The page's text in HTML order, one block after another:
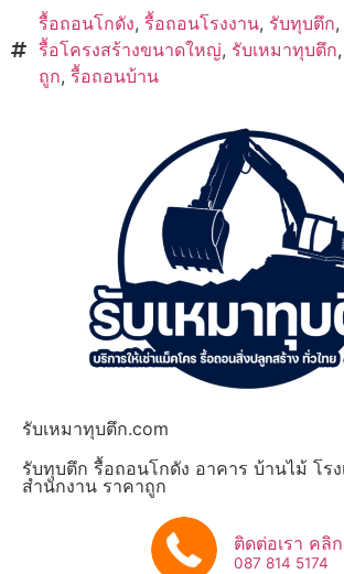
รื้อถอนโกดัง, รื้อถอนโรงงาน, รับทุบตึก,
รื้อโครงสร้างขนาดใหญ่, รับเหมาทุบตึก,
ถูก, รื้อถอนบ้าน
รับเหมาทุบตึก.com
รับทุบตึก รื้อถอนโกดัง อาคาร บ้านไม้ โรง
สำนักงาน ราคาถูก
ติดต่อเรา คลิก
087 814 5174